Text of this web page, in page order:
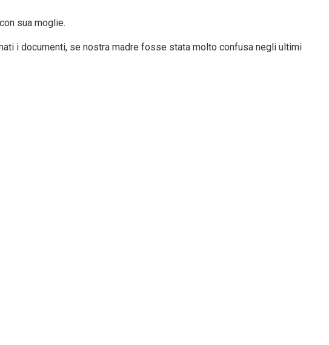
sua moglie.
i documenti, se nostra madre fosse stata molto confusa negli ultimi